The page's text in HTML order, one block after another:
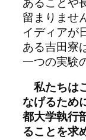
留まりませ
イディアが
ある吉田寮
一つの実験
私たちは
なげるため
都大学執行
ることを求